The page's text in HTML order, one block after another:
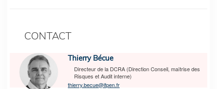
CONTACT
Thierry Bécue
Directeur de la DCRA (Direction Conseil, maîtrise des
Risques et Audit interne)
thierry.becue@ifpen.fr